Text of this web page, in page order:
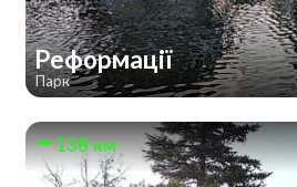
Реформації
Парк
138 км